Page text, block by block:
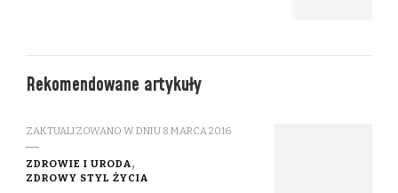
Rekomendowane artykuły
ZAKTUALIZOWANO W DNIU 8 MARCA 2016
ZDROWIE I URODA
ZDROWY STYL ŻYCIA